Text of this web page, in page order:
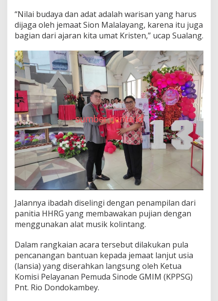
“Nilai budaya dan adat adalah warisan yang harus
dijaga oleh jemaat Sion Malalayang, karena itu juga
bagian dari ajaran kita umat Kristen,” ucap Sualang.
Jalannya ibadah diselingi dengan penampilan dari
panitia HHRG yang membawakan pujian dengan
menggunakan alat musik kolintang.
Dalam rangkaian acara tersebut dilakukan pula
pencanangan bantuan kepada jemaat lanjut usia
(lansia) yang diserahkan langsung oleh Ketua
Komisi Pelayanan Pemuda Sinode GMIM (KPPSG)
Pnt. Rio Dondokambey.